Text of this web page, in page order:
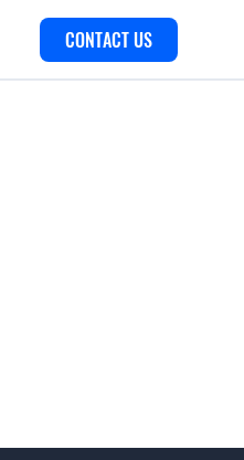
CONTACT US